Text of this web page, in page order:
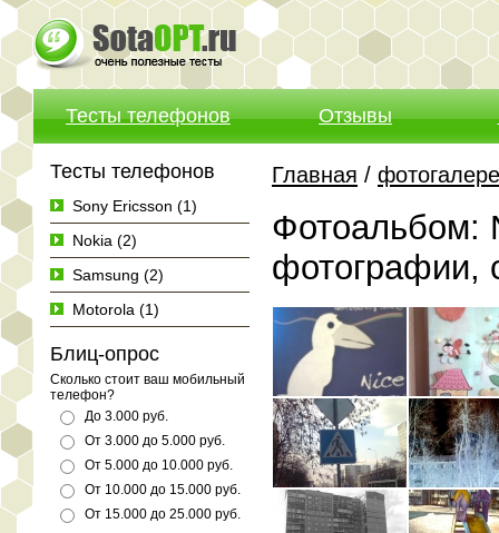
Тесты телефонов Отзывы
Тесты телефонов
Sony Ericsson (1)
Nokia (2)
Samsung (2)
Motorola (1)
Блиц-опрос
Сколько стоит ваш мобильный
телефон?
До 3.000 руб.
От 3.000 до 5.000 руб.
От 5.000 до 10.000 руб.
От 10.000 до 15.000 руб.
От 15.000 до 25.000 руб.
Главная /
Фотоальбом:
фотографии,